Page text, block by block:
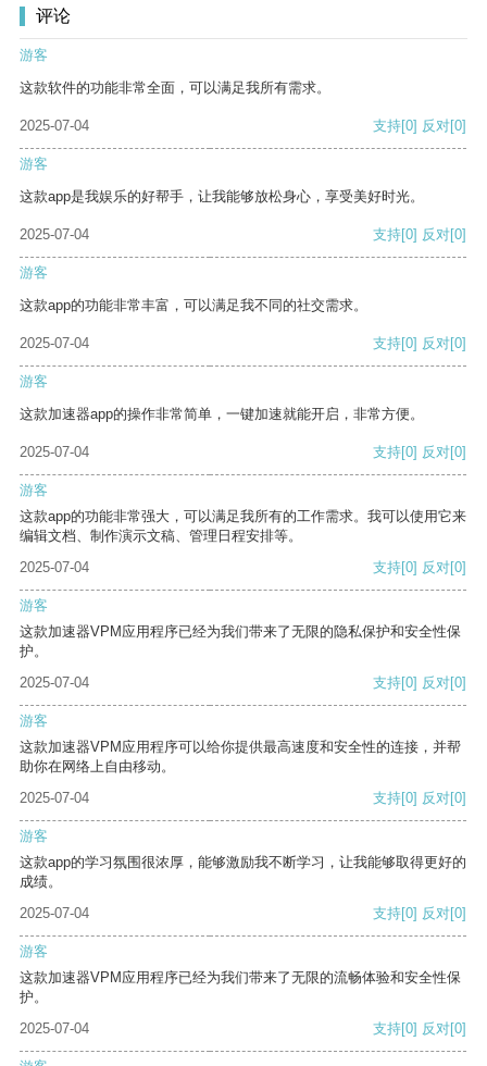
评论
游客
这款软件的功能非常全面，可以满足我所有需求。
2025-07-04 支持[0] 反对[0]
游客
这款app是我娱乐的好帮手，让我能够放松身心，享受美好时光。
2025-07-04 支持[0] 反对[0]
游客
这款app的功能非常丰富，可以满足我不同的社交需求。
2025-07-04 支持[0] 反对[0]
游客
这款加速器app的操作非常简单，一键加速就能开启，非常方便。
2025-07-04 支持[0] 反对[0]
游客
这款app的功能非常强大，可以满足我所有的工作需求。我可以使用它来
编辑文档、制作演示文稿、管理日程安排等。
2025-07-04
支持[0] 反对[0]
游客
这款加速器VPM应用程序已经为我们带来了无限的隐私保护和安全性保
护。
2025-07-04
支持[0] 反对[0]
游客
这款加速器VPM应用程序可以给你提供最高速度和安全性的连接，并帮
助你在网络上自由移动。
2025-07-04
支持[0] 反对[0]
游客
这款app的学习氛围很浓厚，能够激励我不断学习，让我能够取得更好的
成绩。
2025-07-04
支持[0] 反对[0]
游客
这款加速器VPM应用程序已经为我们带来了无限的流畅体验和安全性保
护。
2025-07-04
支持[0] 反对[0]